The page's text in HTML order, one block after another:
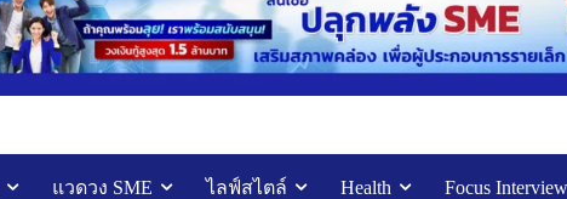
แวดวง SME ไลฟ์สไตล์ Health Focus Interview